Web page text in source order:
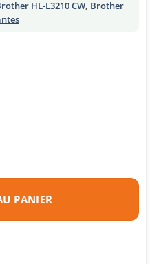
HL-L3210 CW, Brother
TN-247 noire
PANIER